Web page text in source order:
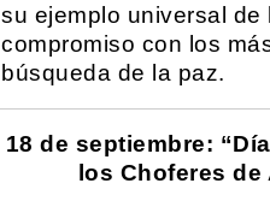
su ejemplo universal de
compromiso con los
búsqueda de la paz.
18 de septiembre:
los Choferes